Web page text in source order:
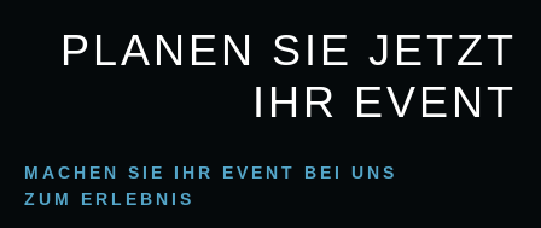
PLANEN SIE JETZT
IHR EVENT
MACHEN SIE IHR EVENT BEI UNS
ZUM ERLEBNIS